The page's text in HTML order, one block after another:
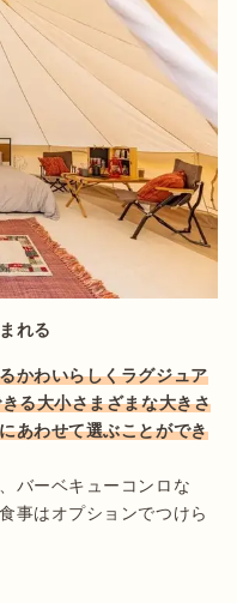
れる
かわいらしくラグジュア
る大小さまざまな大きさ
あわせて選ぶことができ
バーベキューコンロな
事はオプションでつけら